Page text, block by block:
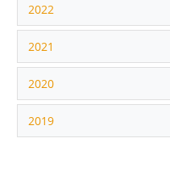
2022
2021
2020
2019